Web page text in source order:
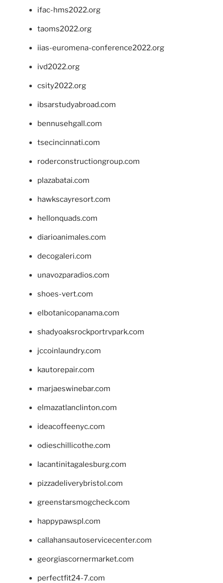
ifac-hms2022.org
taoms2022.org
iias-euromena-conference2022.org
ivd2022.org
csity2022.org
ibsarstudyabroad.com
bennusehgall.com
tsecincinnati.com
roderconstructiongroup.com
plazabatai.com
hawkscayresort.com
hellonquads.com
diarioanimales.com
decogaleri.com
unavozparadios.com
shoes-vert.com
elbotanicopanama.com
shadyoaksrockportrvpark.com
jccoinlaundry.com
kautorepair.com
marjaeswinebar.com
elmazatlanclinton.com
ideacoffeenyc.com
odieschillicothe.com
lacantinitagalesburg.com
pizzadeliverybristol.com
greenstarsmogcheck.com
happypawspl.com
callahansautoservicecenter.com
georgiascornermarket.com
perfectfit24-7.com